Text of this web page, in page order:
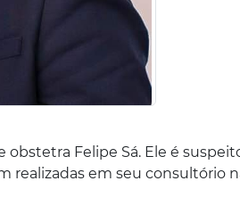
Felipe Sá. Ele é
realizadas em seu consultório